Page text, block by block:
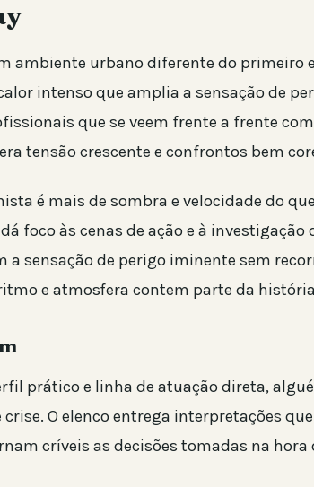
ambiente urbano diferente do primeiro
intenso que amplia a sensação de
que se veem frente a frente
tensão crescente e confrontos bem
é mais de sombra e velocidade do
foco às cenas de ação e à investigação
a sensação de perigo iminente sem
e atmosfera contem parte da
prático e linha de atuação direta,
O elenco entrega interpretações
críveis as decisões tomadas na